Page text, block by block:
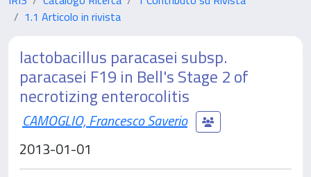
1.1 Articolo in rivista
lactobacillus paracasei subsp.
paracasei F19 in Bell's Stage 2 of
necrotizing enterocolitis
CAMOGLIO, Francesco Saverio
2013-01-01